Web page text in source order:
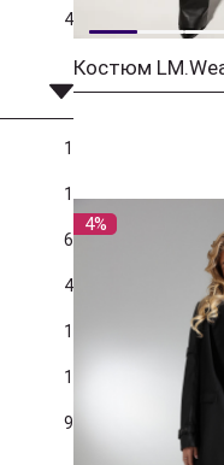
4
1
1
6
4
1
1
9
Костюм
4%